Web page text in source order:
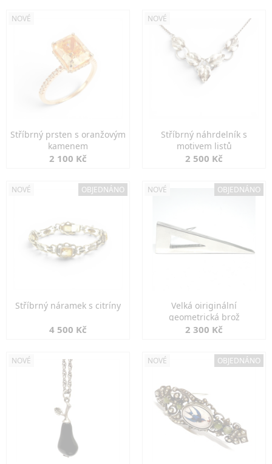
NOVÉ
Stříbrný prsten s oranžovým
kamenem
2 100 Kč
NOVÉ
Stříbrný náhrdelník s
motivem listů
2 500 Kč
NOVÉ OBJEDNÁNO
Stříbrný náramek s citríny
4 500 Kč
NOVÉ OBJEDNÁNO
Velká oiriginální
geometrická brož
2 300 Kč
NOVÉ NOVÉ OBJEDNÁNO